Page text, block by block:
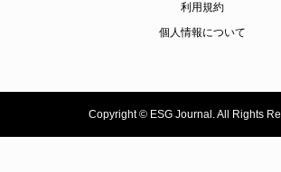
利用規約
個人情報について
Copyright ©ESG Journal. All Rights